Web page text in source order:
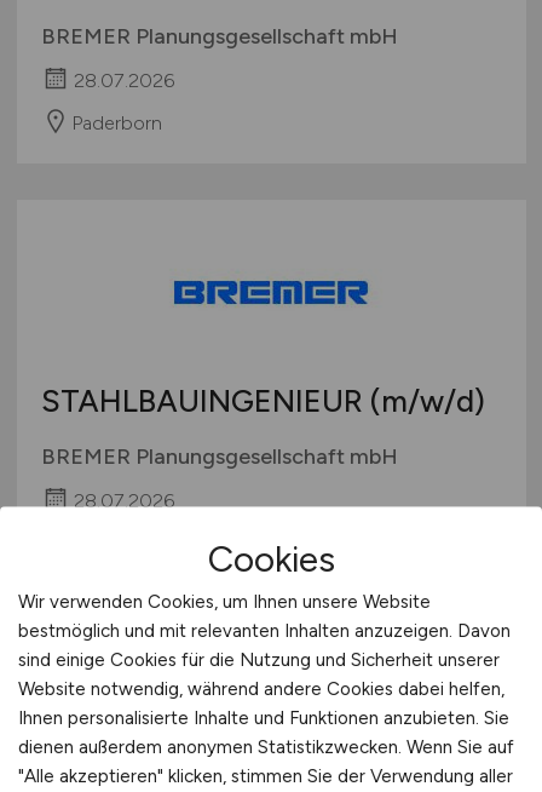
BREMER Planungsgesellschaft mbH
28.07.2026
Paderborn
STAHLBAUINGENIEUR (m/w/d)
BREMER Planungsgesellschaft mbH
28.07.2026
Cookies
Wir verwenden Cookies, um Ihnen unsere Website
bestmöglich und mit relevanten Inhalten anzuzeigen. Davon
sind einige Cookies für die Nutzung und Sicherheit unserer
Website notwendig, während andere Cookies dabei helfen,
Ihnen personalisierte Inhalte und Funktionen anzubieten. Sie
dienen außerdem anonymen Statistikzwecken. Wenn Sie auf
"Alle akzeptieren" klicken, stimmen Sie der Verwendung aller